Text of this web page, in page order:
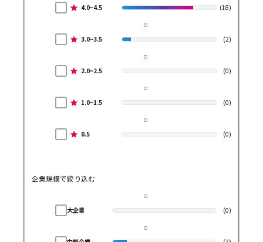
4.0~4.5 (18)
3.0~3.5 (2)
2.0~2.5 (0)
1.0~1.5 (0)
0.5 (0)
企業規模で絞り込む
大企業 (0)